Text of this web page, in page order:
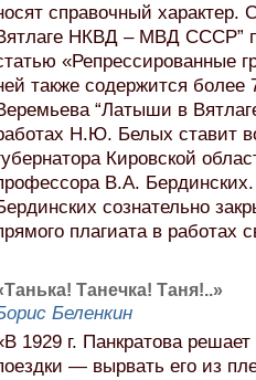
справочный
НКВД – МВД СССР”
«Репрессированные
также содержится более
“Латыши в
Н.Ю. Белых ставит
Кировской
В.А.
сознательно
плагиата в работах
Танечка! Таня!..»
Беленкин
1929 г. Панкратова
— вырвать его из